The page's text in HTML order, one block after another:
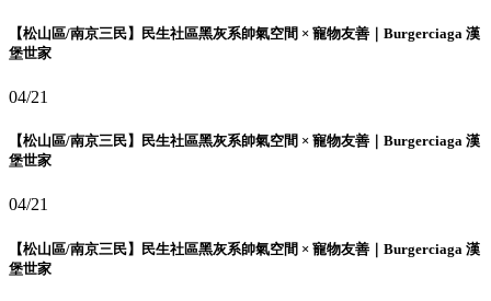
【松山區/南京三民】民生社區黑灰系帥氣空間 × 寵物友善｜Burgerciaga 漢
堡世家
04/21
【松山區/南京三民】民生社區黑灰系帥氣空間 × 寵物友善｜Burgerciaga 漢
堡世家
04/21
【松山區/南京三民】民生社區黑灰系帥氣空間 × 寵物友善｜Burgerciaga 漢
堡世家